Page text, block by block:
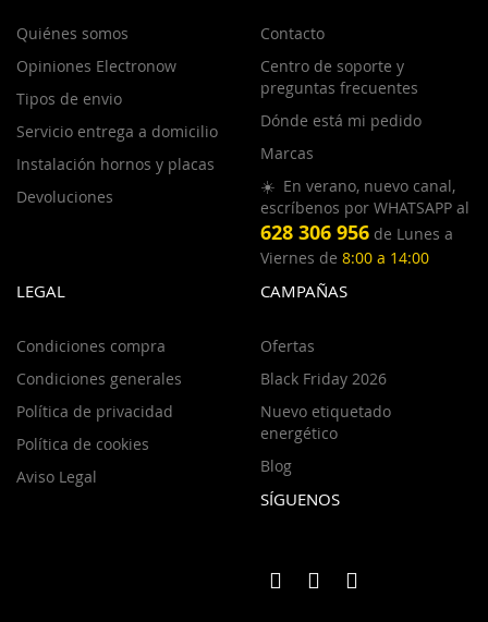
Quiénes somos
Opiniones Electronow
Tipos de envio
Servicio entrega a domicilio
Instalación hornos y placas
Devoluciones
Contacto
Centro de soporte y
preguntas frecuentes
Dónde está mi pedido
Marcas
☀️ En verano, nuevo canal,
escríbenos por WHATSAPP al
628 306 956 de Lunes a
Viernes de 8:00 a 14:00
LEGAL
Condiciones compra
Condiciones generales
Política de privacidad
Política de cookies
Aviso Legal
CAMPAÑAS
Ofertas
Black Friday 2026
Nuevo etiquetado
energético
Blog
SÍGUENOS